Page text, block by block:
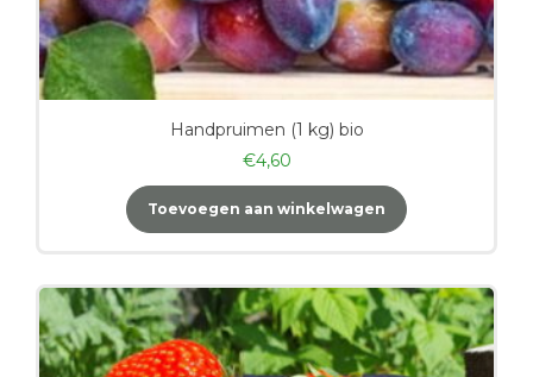
Handpruimen (1 kg) bio
€4,60
Toevoegen aan winkelwagen